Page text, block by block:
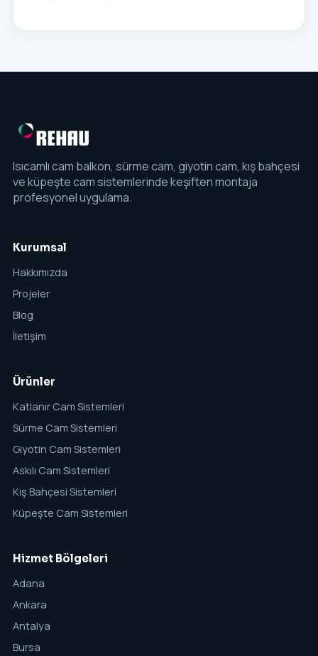
Isıcamlı cam balkon, sürme cam, giyotin cam, kış bahçesi
ve küpeşte cam sistemlerinde keşiften montaja
profesyonel uygulama.
Kurumsal
Hakkımızda
Projeler
Blog
İletişim
Ürünler
Katlanır Cam Sistemleri
Sürme Cam Sistemleri
Giyotin Cam Sistemleri
Askılı Cam Sistemleri
Kış Bahçesi Sistemleri
Küpeşte Cam Sistemleri
Hizmet Bölgeleri
Adana
Ankara
Antalya
Bursa